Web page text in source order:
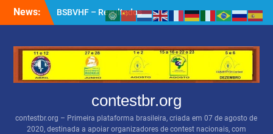
News:
BSBVHF – Resultados
anteriores
Apoiadores por PIX
contestbr.org
contestbr.org – Primeira plataforma brasileira, criada em 07 de agosto de
2020, destinada a apoiar organizadores de contest nacionais, com